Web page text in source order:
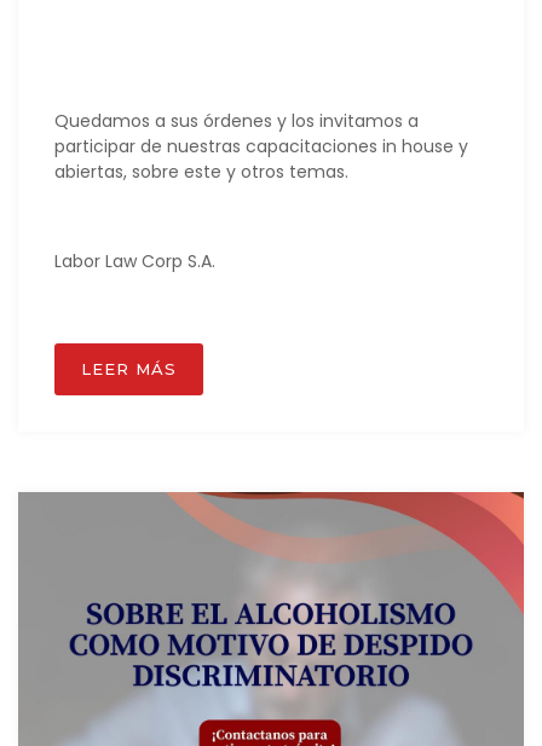
Quedamos a sus órdenes y los invitamos a
participar de nuestras capacitaciones in house y
abiertas, sobre este y otros temas.
Labor Law Corp S.A.
LEER MÁS